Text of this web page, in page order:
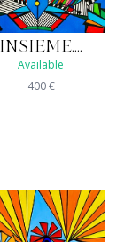
INSIEME....
Available
400€